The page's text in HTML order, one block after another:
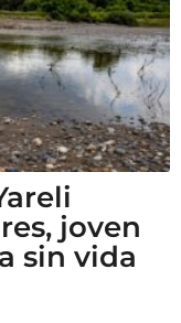
joven
sin vida